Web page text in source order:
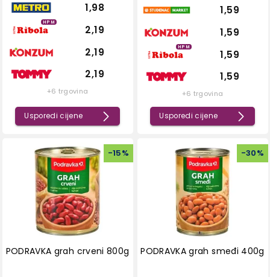
1,98
HPM
2,19
2,19
2,19
+6 trgovina
Usporedi cijene
1,59
1,59
HPM
1,59
1,59
+6 trgovina
Usporedi cijene
-15%
PODRAVKA grah crveni 800g
-30%
PODRAVKA grah smeđi 400g